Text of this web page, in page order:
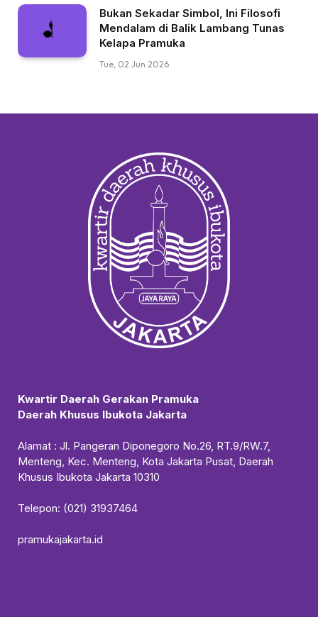
Bukan Sekadar Simbol, Ini Filosofi
Mendalam di Balik Lambang Tunas
Kelapa Pramuka
Tue, 02 Jun 2026
Kwartir Daerah Gerakan Pramuka
Daerah Khusus Ibukota Jakarta
Alamat : Jl. Pangeran Diponegoro No.26, RT.9/RW.7,
Menteng, Kec. Menteng, Kota Jakarta Pusat, Daerah
Khusus Ibukota Jakarta 10310
Telepon: (021) 31937464
pramukajakarta.id